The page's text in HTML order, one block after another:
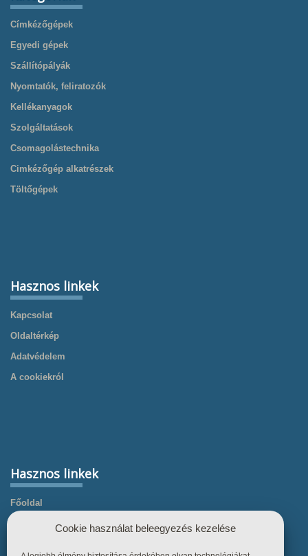
Címkézőgépek
Egyedi gépek
Szállítópályák
Nyomtatók, feliratozók
Kellékanyagok
Szolgáltatások
Csomagolástechnika
Cimkézőgép alkatrészek
Töltőgépek
Hasznos linkek
Kapcsolat
Oldaltérkép
Adatvédelem
A cookiekról
Hasznos linkek
Főoldal
Cookie használat beleegyezés kezelése